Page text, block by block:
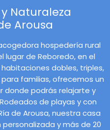
Naturaleza
Arousa
hospedería rural
lugar de Reboredo, en el
habitaciones dobles, triples,
familias, ofrecemos un
donde podrás relajarte y
de playas y con
de Arousa, nuestra casa
y más de 20